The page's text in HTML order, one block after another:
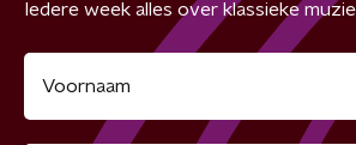
Iedere week alles over klassieke